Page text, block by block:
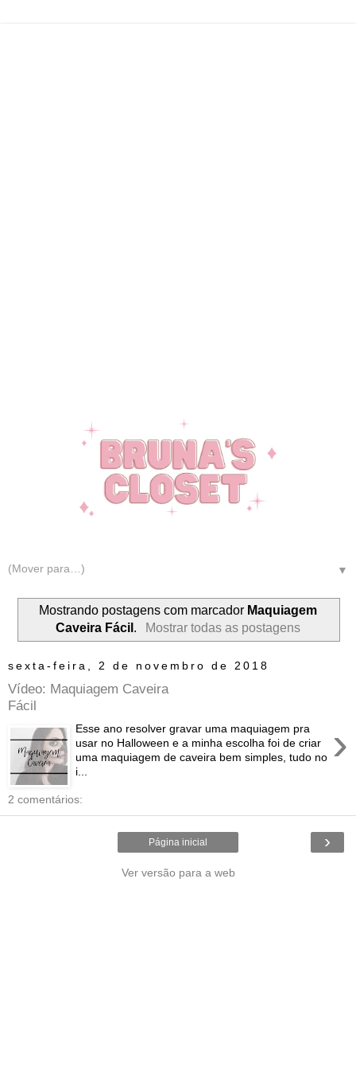
▼
Mostrando postagens com marcador Maquiagem
Caveira Fácil . Mostrar todas as postagens
sexta-feira, 2 de novembro de 2018
Vídeo: Maquiagem Caveira
Fácil
›
Esse ano resolver gravar uma maquiagem pra
usar no Halloween e a minha escolha foi de criar
uma maquiagem de caveira bem simples, tudo no
i...
2 comentários:
›
Página inicial
Ver versão para a web